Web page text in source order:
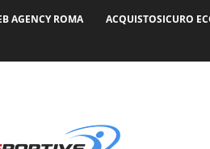
AGENCY ROMA ACQUISTOSICURO